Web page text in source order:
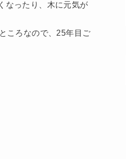
なったり、木に元気が
ころなので、25年目ご